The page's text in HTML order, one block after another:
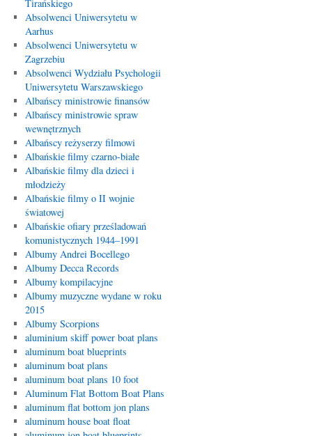
Tirańskiego
Absolwenci Uniwersytetu w
Aarhus
Absolwenci Uniwersytetu w
Zagrzebiu
Absolwenci Wydziału Psychologii
Uniwersytetu Warszawskiego
Albańscy ministrowie finansów
Albańscy ministrowie spraw
wewnętrznych
Albańscy reżyserzy filmowi
Albańskie filmy czarno-białe
Albańskie filmy dla dzieci i
młodzieży
Albańskie filmy o II wojnie
światowej
Albańskie ofiary prześladowań
komunistycznych 1944–1991
Albumy Andrei Bocellego
Albumy Decca Records
Albumy kompilacyjne
Albumy muzyczne wydane w roku
2015
Albumy Scorpions
aluminium skiff power boat plans
aluminum boat blueprints
aluminum boat plans
aluminum boat plans 10 foot
Aluminum Flat Bottom Boat Plans
aluminum flat bottom jon plans
aluminum house boat float